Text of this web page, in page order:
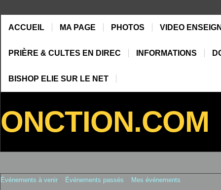
ACCUEIL MA PAGE PHOTOS VIDEO
PRIÈRE & CULTES EN DIREC INFORMATIONS
BISHOP ELIE SUR LE NET
ONCTION.COM
Événements à venir Événements passés Mes événements